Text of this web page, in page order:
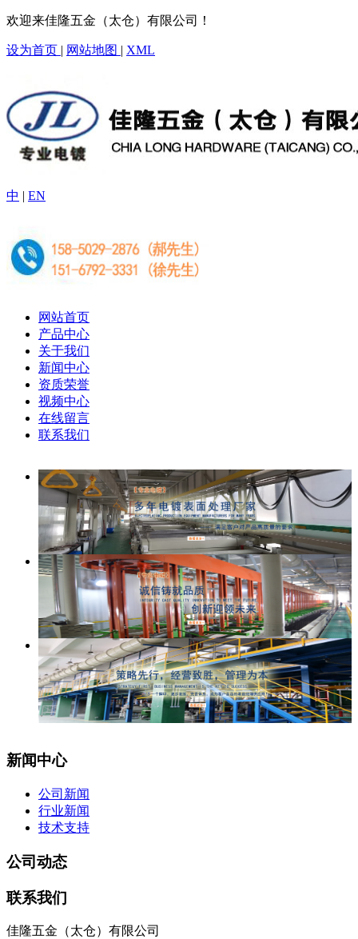
欢迎来佳隆五金（太仓）有限公司！
设为首页 | 网站地图 | XML
中 | EN
网站首页
产品中心
关于我们
新闻中心
资质荣誉
视频中心
在线留言
联系我们
新闻中心
公司新闻
行业新闻
技术支持
公司动态
联系我们
佳隆五金（太仓）有限公司